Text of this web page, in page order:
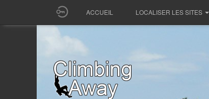
ACCUEIL LOCALISER LES SITES